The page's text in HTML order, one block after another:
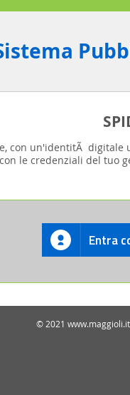
con un'identitÃ
le credenziali del
Entra
© 2021